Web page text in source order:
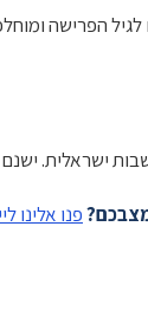
הפרישה
ישראלית.
פנו אלינו